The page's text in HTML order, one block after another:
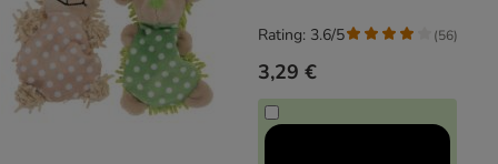
3,29 €
Rating: 3.6/5 (56)